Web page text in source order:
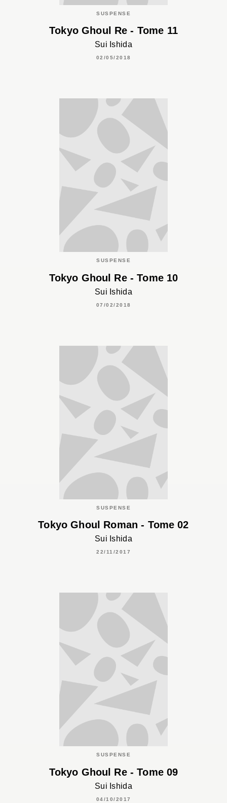
SUSPENSE
Tokyo Ghoul Re - Tome 11
Sui Ishida
02/05/2018
SUSPENSE
Tokyo Ghoul Re - Tome 10
Sui Ishida
07/02/2018
SUSPENSE
Tokyo Ghoul Roman - Tome 02
Sui Ishida
22/11/2017
SUSPENSE
Tokyo Ghoul Re - Tome 09
Sui Ishida
04/10/2017